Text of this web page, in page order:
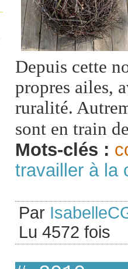
Depuis cette
propres ailes,
ruralité.
sont en train
Mots-clés :
travailler à la
Par
Lu 4572 fois